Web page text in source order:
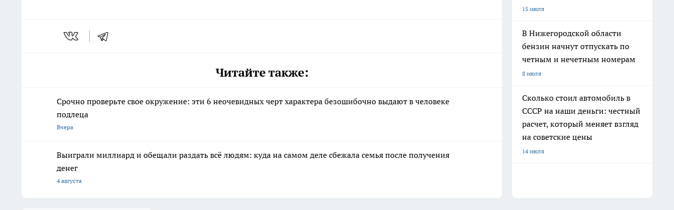
Читайте также:
Срочно проверьте свое окружение: эти 6 неочевидных черт характера безошибочно выдают в человеке
подлеца
Вчера
Выиграли миллиард и обещали раздать всё людям: куда на самом деле сбежала семья после получения
денег
4 августа
15 июля
В Нижегородской области
бензин начнут отпускать по
четным и нечетным номерам
8 июля
Сколько стоил автомобиль в
СССР на наши деньги: честный
расчет, который меняет взгляд
на советские цены
14 июля